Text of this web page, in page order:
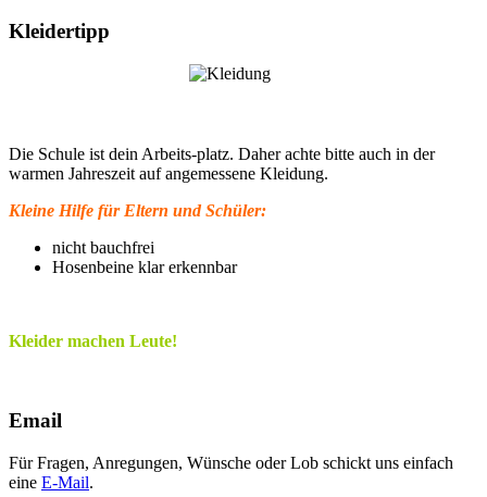
Kleidertipp
Die Schule ist dein Arbeits-platz. Daher achte bitte auch in der
warmen Jahreszeit auf angemessene Kleidung.
Kleine Hilfe für Eltern und Schüler:
nicht bauchfrei
Hosenbeine klar erkennbar
Kleider machen Leute!
Email
Für Fragen, Anregungen, Wünsche oder Lob schickt uns einfach
eine E-Mail.